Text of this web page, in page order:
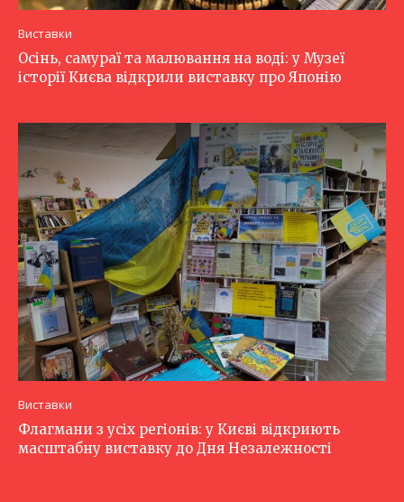
Виставки
Осінь, самураї та малювання на воді: у Музеї
історії Києва відкрили виставку про Японію
Виставки
Флагмани з усіх регіонів: у Києві відкриють
масштабну виставку до Дня Незалежності